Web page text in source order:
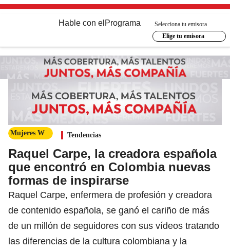
Hable con el Programa
Selecciona tu emisora
Elige tu emisora
Mujeres W Tendencias
Raquel Carpe, la creadora española
que encontró en Colombia nuevas
formas de inspirarse
Raquel Carpe, enfermera de profesión y creadora
de contenido española, se ganó el cariño de más
de un millón de seguidores con sus vídeos tratando
las diferencias de la cultura colombiana y la